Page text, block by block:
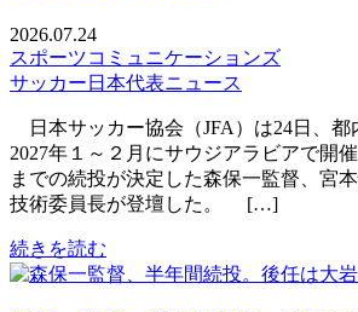
2026.07.24
スポーツコミュニケーションズ
サッカー日本代表ニュース
日本サッカー協会（JFA）は24日、都
2027年１～２月にサウジアラビアで開
までの続投が決定した森保一監督、宮
技術委員長が登壇した。 […]
続きを読む